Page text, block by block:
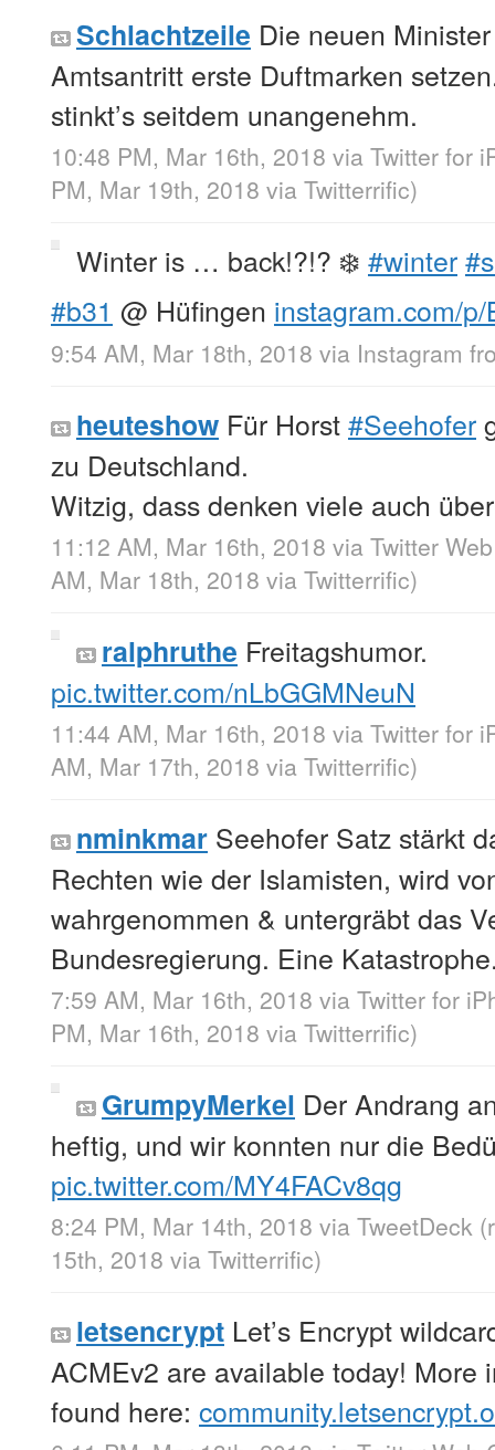
Schlachtzeile Die neuen
Amtsantritt erste Duftmarken
stinkt’s seitdem unangenehm.
10:48 PM, Mar 16th, 2018 via Twitter for
PM, Mar 19th, 2018 via Twitterrific)
Winter is … back!?!? ❄️ #winter
#b31 @ Hüfingen instagram.com/
9:54 AM, Mar 18th, 2018 via Instagram
heuteshow Für Horst#Seehofer
zu Deutschland.
Witzig, dass denken viele auch
11:12 AM, Mar 16th, 2018 via Twitter
AM, Mar 18th, 2018 via Twitterrific)
ralphruthe Freitagshumor.
pic.twitter.com/nLbGGMNeuN
11:44 AM, Mar 16th, 2018 via Twitter for
AM, Mar 17th, 2018 via Twitterrific)
nminkmar Seehofer Satz stärkt
Rechten wie der Islamisten, wird
wahrgenommen & untergräbt das
Bundesregierung. Eine
7:59 AM, Mar 16th, 2018 via Twitter for
PM, Mar 16th, 2018 via Twitterrific)
GrumpyMerkel Der Andrang
heftig, und wir konnten nur die
pic.twitter.com/MY4FACv8qg
8:24 PM, Mar 14th, 2018 via TweetDeck
15th, 2018 via Twitterrific)
letsencrypt Let’s Encrypt
ACMEv2 are available today! More
found here: